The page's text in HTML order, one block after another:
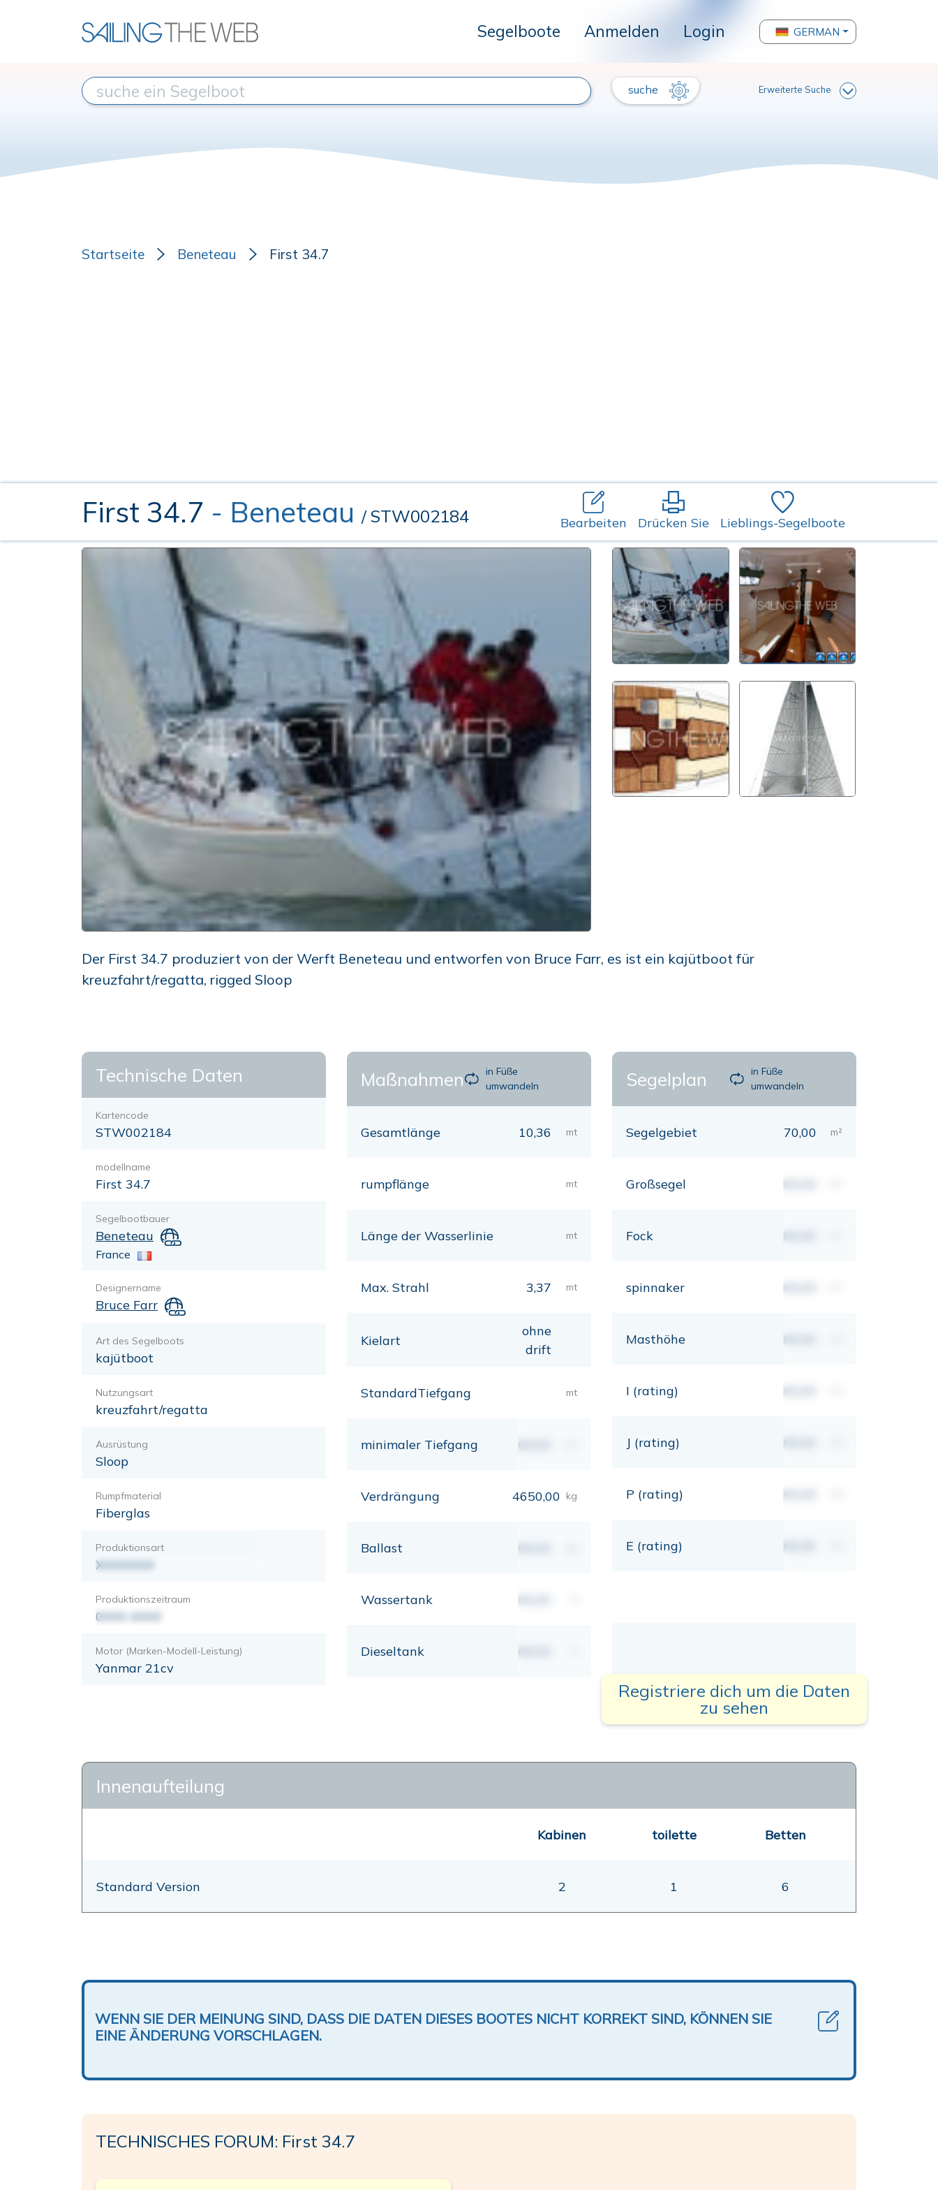
Segelboote Anmelden Login GERMAN
suche Erweiterte Suche
Startseite Beneteau First 34.7
First 34.7 - Beneteau / STW002184 Bearbeiten Drücken Sie Lieblings-Segelboote
Der First 34.7 produziert von der Werft Beneteau und entworfen von Bruce Farr, es ist ein kajütboot für
kreuzfahrt/regatta, rigged Sloop
Technische Daten
Kartencode
STW002184
modellname
First 34.7
Segelbootbauer
Beneteau
France
Designername
Bruce Farr
Art des Segelboots
kajütboot
Nutzungsart
kreuzfahrt/regatta
Ausrüstung
Sloop
Rumpfmaterial
Fiberglas
Produktionsart
XXXXXXX
Produktionszeitraum
0000-0000
Motor (Marken-Modell-Leistung)
Yanmar 21cv
Maßnahmen
in Füße
umwandeln
Gesamtlänge 10,36 mt
rumpflänge mt
Länge der Wasserlinie mt
Max. Strahl 3,37 mt
Kielart
ohne
drift
StandardTiefgang mt
minimaler Tiefgang 00,00
Verdrängung 4650,00 kg
Ballast 00,00
Wassertank 00,00
Dieseltank 00,00
Segelplan
in Füße
umwandeln
Segelgebiet 70,00 m²
Großsegel 00,00
Fock 00,00
spinnaker 00,00
Masthöhe 00,00
I (rating) 00,00
J (rating) 00,00
P (rating) 00,00
E (rating) 00,00
Registriere dich um die Daten
zu sehen
Innenaufteilung
Kabinen toilette Betten
Standard Version 2 1 6
WENN SIE DER MEINUNG SIND, DASS DIE DATEN DIESES BOOTES NICHT KORREKT SIND, KÖNNEN SIE
EINE ÄNDERUNG VORSCHLAGEN.
TECHNISCHES FORUM: First 34.7